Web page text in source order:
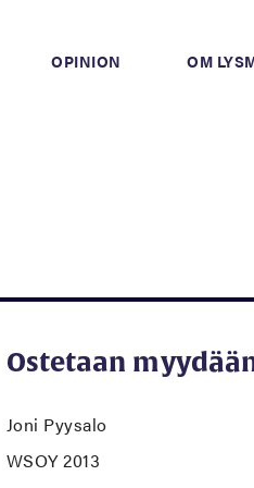
OPINION OM
Ostetaan
Joni Pyysalo
WSOY 2013